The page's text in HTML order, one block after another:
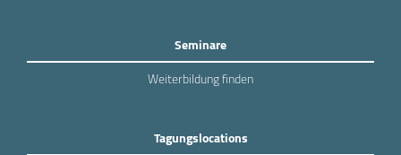
Seminare
Weiterbildung finden
Tagungslocations